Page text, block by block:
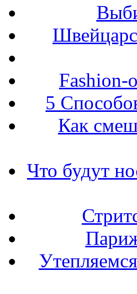
Fashion-
5
Как
Что будут